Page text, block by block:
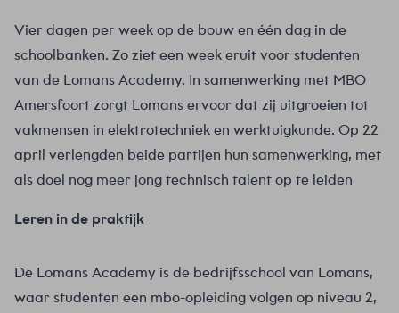
Vier dagen per week op de bouw en één dag in de
schoolbanken. Zo ziet een week eruit voor studenten
van de Lomans Academy. In samenwerking met MBO
Amersfoort zorgt Lomans ervoor dat zij uitgroeien tot
vakmensen in elektrotechniek en werktuigkunde. Op 22
april verlengden beide partijen hun samenwerking, met
als doel nog meer jong technisch talent op te leiden
Leren in de praktijk
De Lomans Academy is de bedrijfsschool van Lomans,
waar studenten een mbo-opleiding volgen op niveau 2,